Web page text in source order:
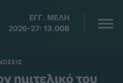
ΕΓΓ. ΜΕΛΗ
2026-27: 13.008
ημιτελικό του